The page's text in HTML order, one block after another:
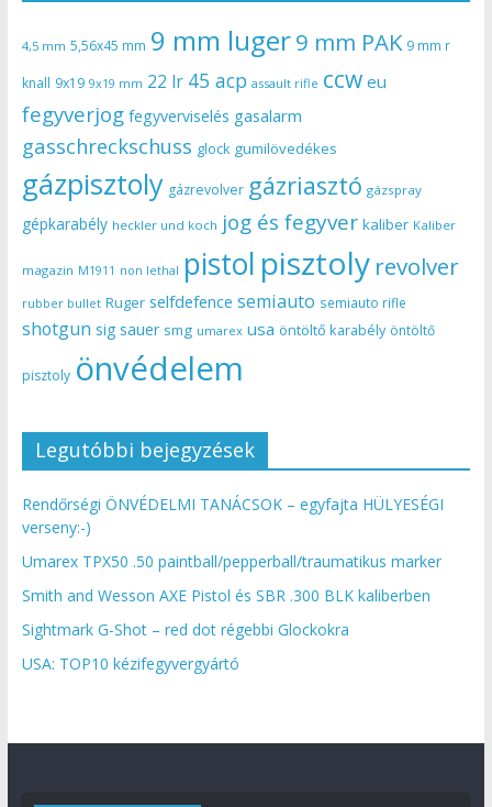
4,5 mm 5,56x45 mm 9 mm luger9 mm PAK 9 mm r
knall 9x19 9x19 mm 22 lr 45 acp assault rifle ccw eu
fegyverjog fegyverviselés gasalarm
gasschreckschuss glock gumilövedékes
gázpisztoly gázrevolver gázriasztó gázspray
gépkarabély heckler und koch jog és fegyver kaliber Kaliber
magazin M1911 non lethal pistol pisztoly revolver
rubber bullet Ruger selfdefence semiauto semiauto rifle
shotgun sig sauer smg umarex usa öntöltő karabély öntöltő
pisztoly önvédelem
Legutóbbi bejegyzések
Rendőrségi ÖNVÉDELMI TANÁCSOK – egyfajta HÜLYESÉGI
verseny:-)
Umarex TPX50 .50 paintball/pepperball/traumatikus marker
Smith and Wesson AXE Pistol és SBR .300 BLK kaliberben
Sightmark G-Shot – red dot régebbi Glockokra
USA: TOP10 kézifegyvergyártó